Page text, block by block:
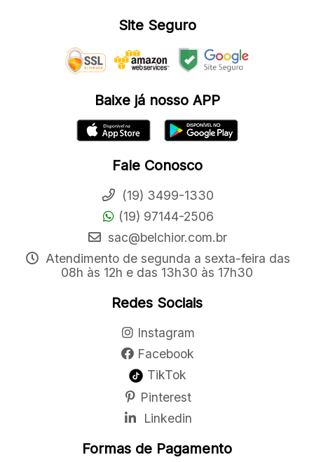
Site Seguro
Baixe já nosso APP
Fale Conosco
(19) 3499-1330
(19) 97144-2506
sac@belchior.com.br
Atendimento de segunda a sexta-feira das
08h às 12h e das 13h30 às 17h30
Redes Sociais
Instagram
Facebook
TikTok
Pinterest
Linkedin
Formas de Pagamento